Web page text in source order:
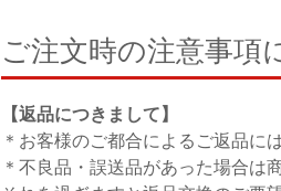
ご注文時の注意事項
【返品につきまして】
＊お客様のご都合によるご返品に
＊不良品・誤送品があった場合は